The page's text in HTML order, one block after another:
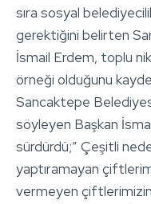
sıra sosyal
gerektiğini belirten
İsmail Erdem, toplu
örneği olduğunu
Sancaktepe Belediyesi
söyleyen Başkan
sürdürdü;” Çeşitli
yaptıramayan
vermeyen çiftlerimizin